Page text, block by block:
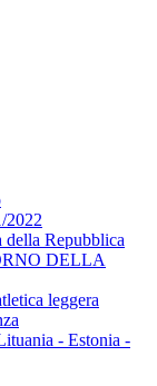
2022
della Repubblica
DELLA
leggera
- Estonia -